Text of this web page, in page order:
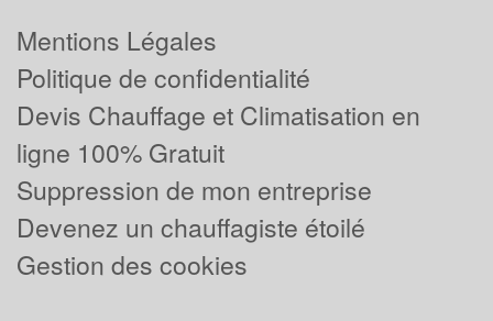
Mentions Légales
Politique de confidentialité
Devis Chauffage et Climatisation en
ligne 100% Gratuit
Suppression de mon entreprise
Devenez un chauffagiste étoilé
Gestion des cookies